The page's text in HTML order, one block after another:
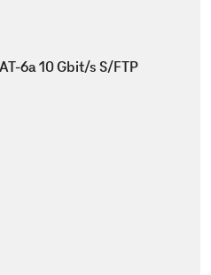
6a 10 Gbit/s S/FTP